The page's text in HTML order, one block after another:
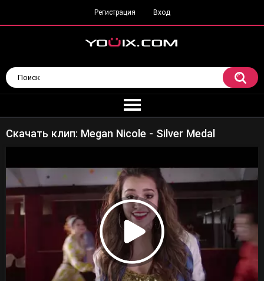
Регистрация Вход
Скачать клип: Megan Nicole - Silver Medal